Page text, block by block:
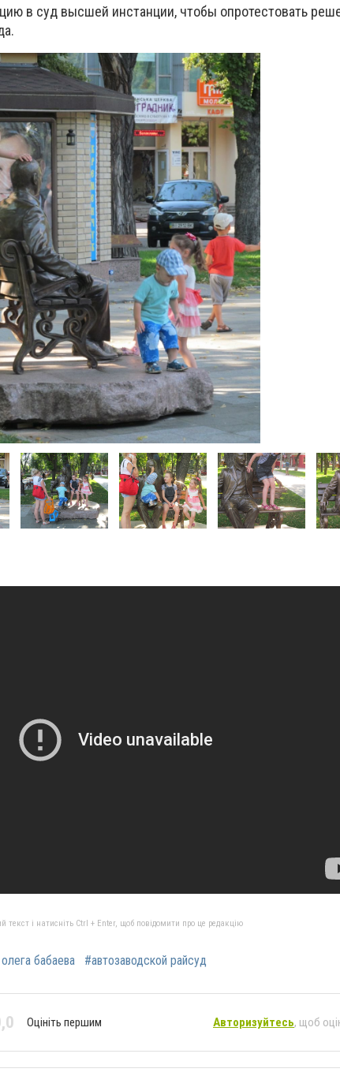
в суд высшей инстанции, чтобы опротестовать
текст і натисніть Ctrl + Enter, щоб повідомити про це редакцію
бабаева #автозаводской райсуд
Оцініть першим Авторизуйтесь, щоб